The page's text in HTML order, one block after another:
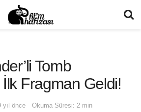
Tomb
İlk Fragman Geldi!
yıl önce Okuma Süresi: 2 min